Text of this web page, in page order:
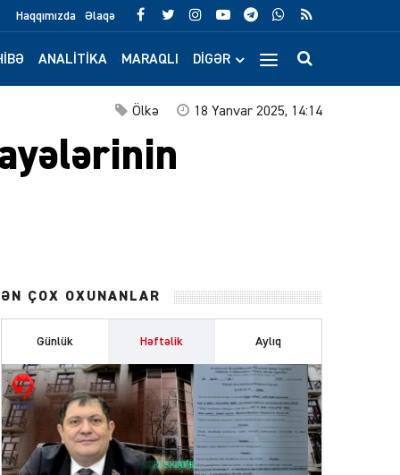
Haqqımızda Əlaqə
ANALITIKA MARAQLI DIGƏR
18 Yanvar 2025, 14:14
Ölkə
ƏN ÇOX OXUNANLAR
Günlük Həftəlik Aylıq